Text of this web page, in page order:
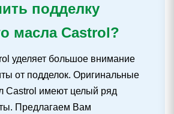
подделку
масла Castrol?
уделяет большое внимание
от подделок. Оригинальные
Castrol имеют целый ряд
Предлагаем Вам